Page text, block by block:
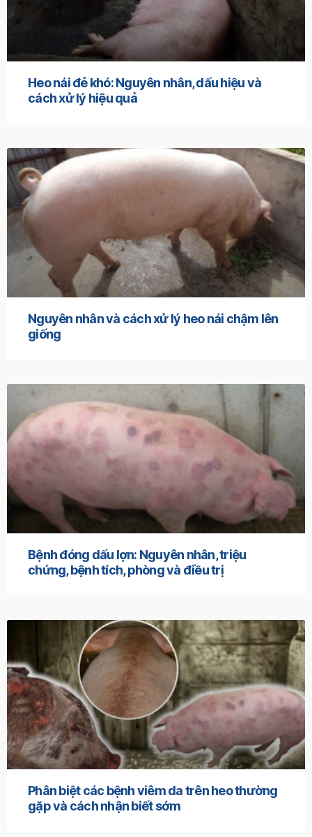
Heo nái đẻ khó: Nguyên nhân, dấu hiệu và
cách xử lý hiệu quả
Nguyên nhân và cách xử lý heo nái chậm lên
giống
Bệnh đóng dấu lợn: Nguyên nhân, triệu
chứng, bệnh tích, phòng và điều trị
Phân biệt các bệnh viêm da trên heo thường
gặp và cách nhận biết sớm